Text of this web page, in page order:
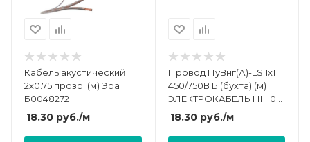
Кабель акустический
2х0.75 прозр. (м) Эра
Б0048272
18.30 руб./м
Провод ПуВнг(А)-LS 1х1
450/750В Б (бухта) (м)
ЭЛЕКТРОКАБЕЛЬ НН 00-
00004670
18.30руб./м